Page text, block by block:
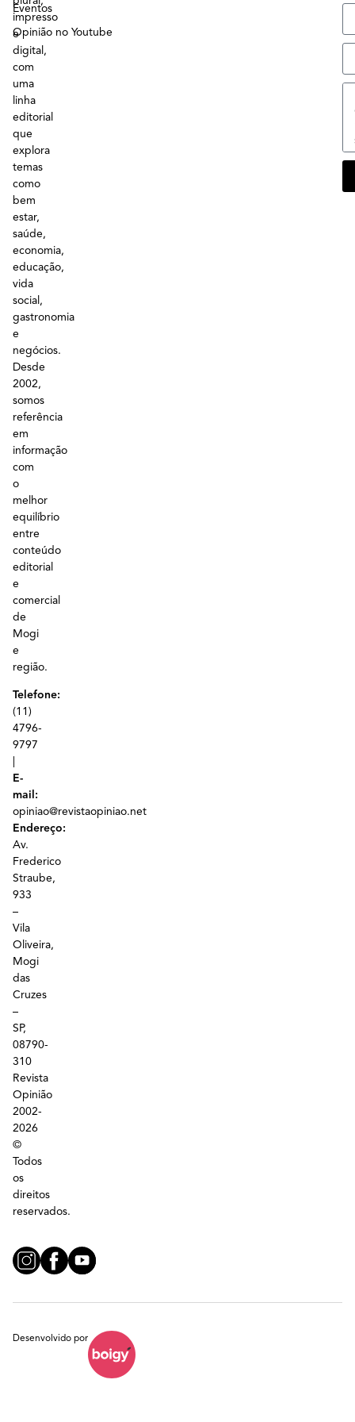
impresso
e
digital,
com
uma
linha
editorial
que
explora
temas
como
bem
estar,
saúde,
economia,
educação,
vida
social,
gastronomia
e
negócios.
Desde
2002,
somos
referência
em
informação
com
o
melhor
equilíbrio
entre
conteúdo
editorial
e
comercial
de
Mogi
e
região.
Telefone:
(11)
4796-
9797
E-
mail:
opiniao@revistaopiniao.net
Endereço:
Av.
Frederico
Straube,
933
–
Vila
Oliveira,
Mogi
das
Cruzes
–
SP,
08790-
310
Revista
Opinião
2002-
2026
©
Todos
os
direitos
reservados.
Eventos
Opinião no Youtube
Desenvolvido por